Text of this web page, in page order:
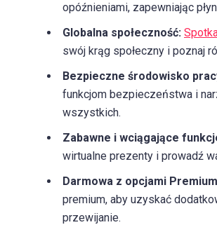
opóźnieniami, zapewniając
Globalna społeczność:
swój krąg społeczny i poznaj
Bezpieczne środowisko
funkcjom bezpieczeństwa i
wszystkich.
Zabawne i wciągające
wirtualne prezenty i prowadź
Darmowa z opcjami
premium, aby uzyskać
przewijanie.